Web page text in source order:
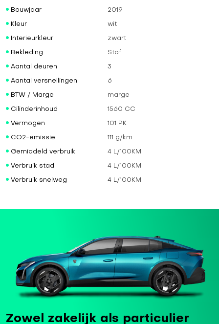
Bouwjaar 2019
Kleur wit
Interieurkleur zwart
Bekleding Stof
Aantal deuren 3
Aantal versnellingen 6
BTW / Marge marge
Cilinderinhoud 1560 CC
Vermogen 101 PK
CO2-emissie 111 g/km
Gemiddeld verbruik 4 L/100KM
Verbruik stad 4 L/100KM
Verbruik snelweg 4 L/100KM
Zowel zakelijk als particulier